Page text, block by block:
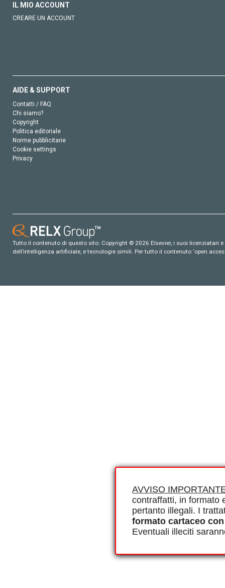
AVVISO
contraffatti, in formato
pertanto illegali. I
formato cartaceo
Eventuali illeciti
IL MIO ACCOUNT
CREARE UN ACCOUNT
AIDE & SUPPORT
Contatti / FAQ
Chi siamo?
Copyright
Politica editoriale
Norme pubblicitarie
Cookie settings
Privacy
Tutto il contenuto di questo sito: Copyright © 2026 Elsevier, i suoi
dell’intelligenza artificiale, e tecnologie simili. Per tutto il contenuto ‘open